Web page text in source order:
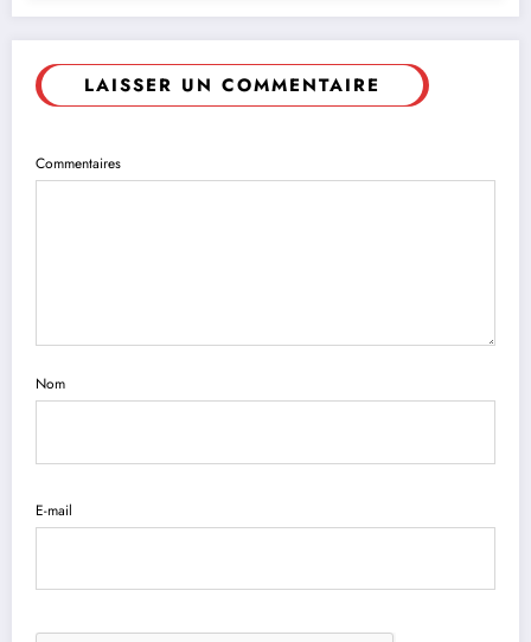
LAISSER UN COMMENTAIRE
Commentaires
Nom
E-mail